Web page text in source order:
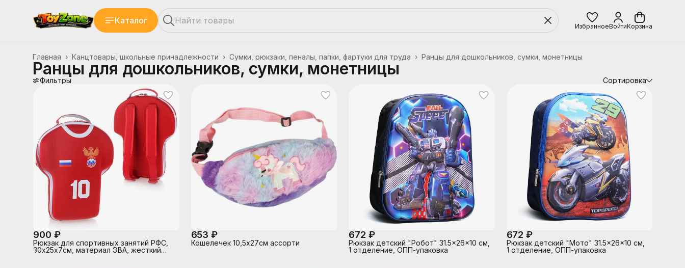
Каталог
ИзбранноеВойтиКорзина
Ранцы для дошкольников, сумки, монетницы
Сумки, рюкзаки, пеналы, папки, фартуки для труда ›
Канцтовары, школьные принадлежности ›
Главная ›
Ранцы для дошкольников, сумки, монетницы
Фильтры Сортировка
900 ₽
Рюкзак для спортивных занятий РФС,
30х25х7см, материал ЭВА, жесткий
653 ₽
Кошелечек 10,5х27см ассорти
672 ₽
Рюкзак детский "Робот" 31.5x26x10 см,
1 отделение, ОПП-упаковка
672 ₽
Рюкзак детский "Мото" 31.5x26x10 см,
1 отделение, ОПП-упаковка